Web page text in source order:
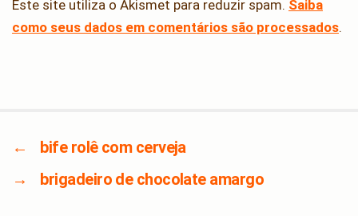
Este site utiliza o Akismet para reduzir spam. Saiba
como seus dados em comentários são processados.
←
bife rolê com cerveja
→
brigadeiro de chocolate amargo